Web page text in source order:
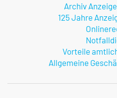
Archiv
125 Jahre
Vorteile
Allgemeine